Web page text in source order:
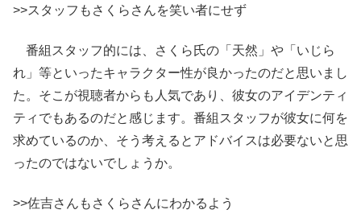
>>スタッフもさくらさんを笑い者にせず
番組スタッフ的には、さくら氏の「天然」や「いじら
れ」等といったキャラクター性が良かったのだと思いまし
た。そこが視聴者からも人気であり、彼女のアイデンティ
ティでもあるのだと感じます。番組スタッフが彼女に何を
求めているのか、そう考えるとアドバイスは必要ないと思
ったのではないでしょうか。
>>佐吉さんもさくらさんにわかるよう